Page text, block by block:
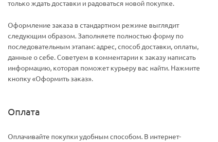
только ждать доставки и радоваться новой покупке.
Оформление заказа в стандартном режиме выглядит
следующим образом. Заполняете полностью форму по
последовательным этапам: адрес, способ доставки, оплаты,
данные о себе. Советуем в комментарии к заказу написать
информацию, которая поможет курьеру вас найти. Нажмите
кнопку «Оформить заказ».
Оплата
Оплачивайте покупки удобным способом. В интернет-